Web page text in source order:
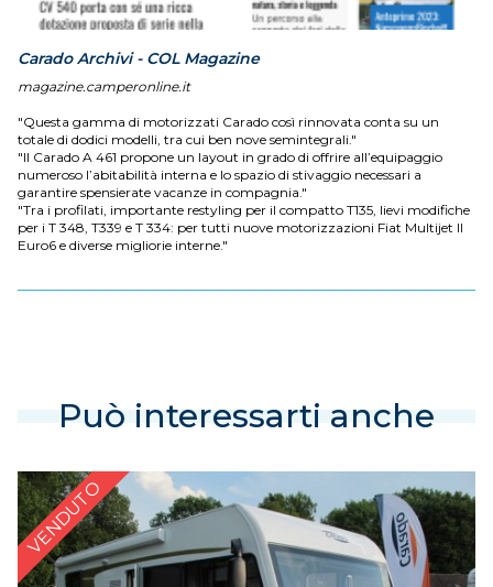
Carado Archivi - COL Magazine
magazine.camperonline.it
"Questa gamma di motorizzati Carado così rinnovata conta su un
totale di dodici modelli, tra cui ben nove semintegrali."
"Il Carado A 461 propone un layout in grado di offrire all’equipaggio
numeroso l’abitabilità interna e lo spazio di stivaggio necessari a
garantire spensierate vacanze in compagnia."
"Tra i profilati, importante restyling per il compatto T135, lievi modifiche
per i T 348, T339 e T 334: per tutti nuove motorizzazioni Fiat Multijet II
Euro6 e diverse migliorie interne."
Può interessarti anche
VENDUTO